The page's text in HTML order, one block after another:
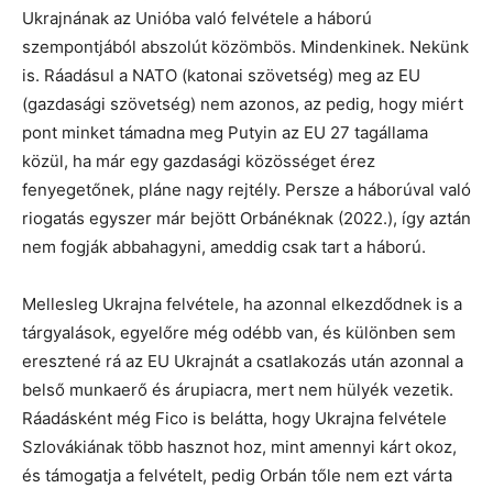
Ukrajnának az Unióba való felvétele a háború
szempontjából abszolút közömbös. Mindenkinek. Nekünk
is. Ráadásul a NATO (katonai szövetség) meg az EU
(gazdasági szövetség) nem azonos, az pedig, hogy miért
pont minket támadna meg Putyin az EU 27 tagállama
közül, ha már egy gazdasági közösséget érez
fenyegetőnek, pláne nagy rejtély. Persze a háborúval való
riogatás egyszer már bejött Orbánéknak (2022.), így aztán
nem fogják abbahagyni, ameddig csak tart a háború.
Mellesleg Ukrajna felvétele, ha azonnal elkezdődnek is a
tárgyalások, egyelőre még odébb van, és különben sem
eresztené rá az EU Ukrajnát a csatlakozás után azonnal a
belső munkaerő és árupiacra, mert nem hülyék vezetik.
Ráadásként még Fico is belátta, hogy Ukrajna felvétele
Szlovákiának több hasznot hoz, mint amennyi kárt okoz,
és támogatja a felvételt, pedig Orbán tőle nem ezt várta